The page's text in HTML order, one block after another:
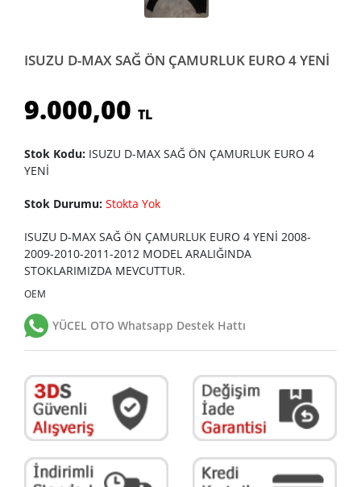
ISUZU D-MAX SAĞ ÖN ÇAMURLUK EURO 4 YENİ
9.000,00 TL
Stok Kodu: ISUZU D-MAX SAĞ ÖN ÇAMURLUK EURO 4
YENİ
Stok Durumu: Stokta Yok
ISUZU D-MAX SAĞ ÖN ÇAMURLUK EURO 4 YENİ 2008-
2009-2010-2011-2012 MODEL ARALIĞINDA
STOKLARIMIZDA MEVCUTTUR.
OEM
YÜCEL OTO Whatsapp Destek Hattı